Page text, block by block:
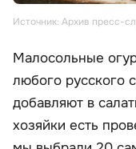
Источник: Архив пресс-
Малосольные
любого русского
добавляют в
хозяйки есть